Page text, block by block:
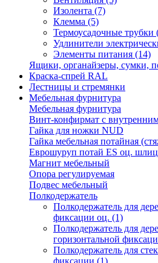
Изолента (7)
Клемма (5)
Термоусадочные трубки
Удлинители
Элементы питания (14)
Ящики, органайзеры, сумки,
Краска-спрей RAL
Лестницы и стремянки
Мебельная фурнитура
Мебельная фурнитура
Винт-конфирмат с
Гайка для ножки NUD
Гайка мебельная потайная
Еврошуруп потай ES оц. шлиц
Магнит мебельный
Опора регулируемая
Подвес мебельный
Полкодержатель
Полкодержатель для
фиксации оц. (1)
Полкодержатель для
горизонтальной
Полкодержатель для
фиксации (1)